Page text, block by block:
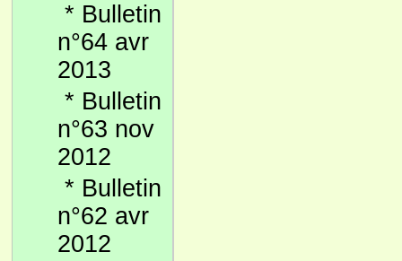
* Bulletin
n°64 avr
2013
* Bulletin
n°63 nov
2012
* Bulletin
n°62 avr
2012